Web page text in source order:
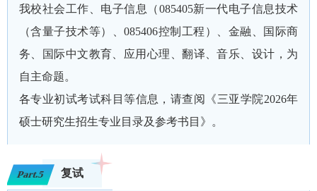
我校社会工作、电子信息（085405新一代电子信息技术
（含量子技术等）、085406控制工程）、金融、国际商
务、国际中文教育、应用心理、翻译、音乐、设计，为
自主命题。
各专业初试考试科目等信息，请查阅《三亚学院2026年
硕士研究生招生专业目录及参考书目》。
Part.5 复试